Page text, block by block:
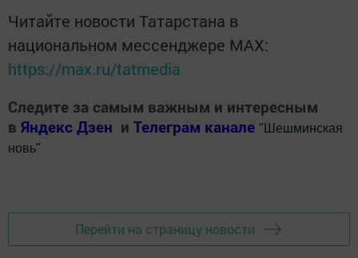
Читайте новости Татарстана в
национальном мессенджере MАХ:
https://max.ru/tatmedia
Следите за самым важным и интересным
в Яндекс Дзен и Телеграм канале " Шешминская
новь"
Перейти на страницу новости